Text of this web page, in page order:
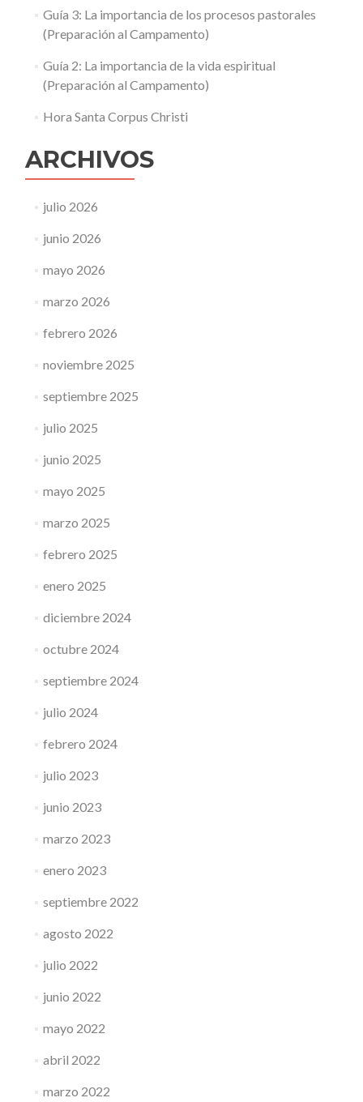
Guía 3: La importancia de los procesos pastorales
(Preparación al Campamento)
Guía 2: La importancia de la vida espiritual
(Preparación al Campamento)
Hora Santa Corpus Christi
ARCHIVOS
julio 2026
junio 2026
mayo 2026
marzo 2026
febrero 2026
noviembre 2025
septiembre 2025
julio 2025
junio 2025
mayo 2025
marzo 2025
febrero 2025
enero 2025
diciembre 2024
octubre 2024
septiembre 2024
julio 2024
febrero 2024
julio 2023
junio 2023
marzo 2023
enero 2023
septiembre 2022
agosto 2022
julio 2022
junio 2022
mayo 2022
abril 2022
marzo 2022